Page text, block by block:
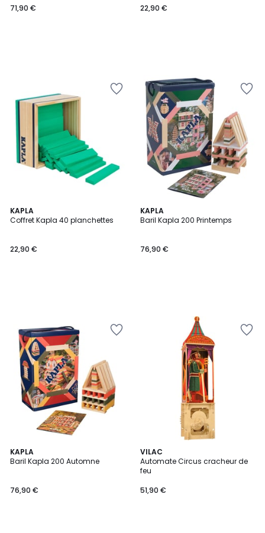
71,90 €
22,90 €
KAPLA
Coffret Kapla 40 planchettes
22,90 €
KAPLA
Baril Kapla 200 Printemps
76,90 €
KAPLA
Baril Kapla 200 Automne
76,90 €
VILAC
Automate Circus cracheur de
feu
51,90 €